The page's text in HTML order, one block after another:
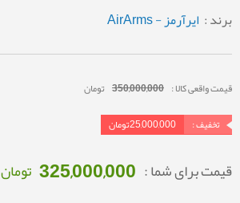
برند : ایرآرمز - AirArms
قیمت واقعی کالا : 350,000,000 تومان
تخفیف :
25,000,000تومان
قیمت برای شما : 325,000,000 تومان